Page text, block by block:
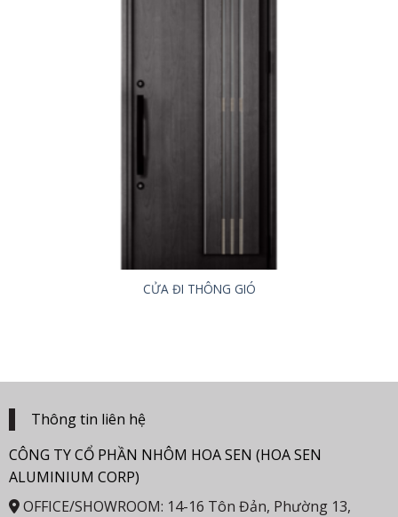
CỬA ĐI THÔNG GIÓ
Thông tin liên hệ
CÔNG TY CỔ PHẦN NHÔM HOA SEN (HOA SEN
ALUMINIUM CORP)
OFFICE/SHOWROOM: 14-16 Tôn Đản, Phường 13,